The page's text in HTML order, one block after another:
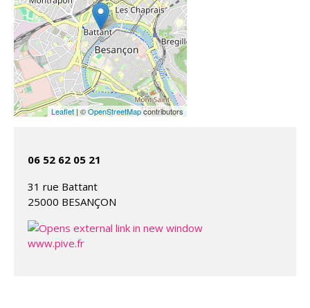
Leaflet| ©OpenStreetMapcontributors
06 52 62 05 21
31 rue Battant
25000 BESANÇON
www.pive.fr